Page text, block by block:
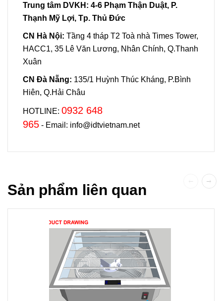
Trung tâm DVKH: 4-6 Phạm Thận Duật, P.
Thạnh Mỹ Lợi, Tp. Thủ Đức
CN Hà Nội: Tầng 4 tháp T2 Toà nhà Times Tower,
HACC1, 35 Lê Văn Lương, Nhân Chính, Q.Thanh
Xuân
CN Đà Nẵng: 135/1 Huỳnh Thúc Kháng, P.Bình
Hiên, Q.Hải Châu
HOTLINE: 0932 648
965 - Email: info@idtvietnam.net
Sản phẩm liên quan